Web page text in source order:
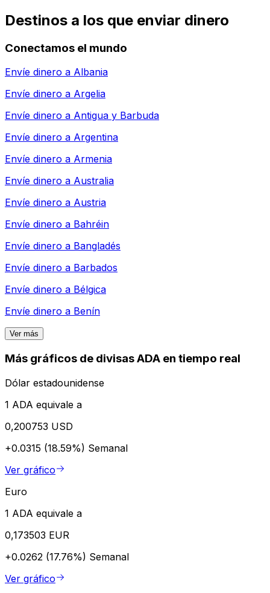
Destinos a los que enviar dinero
Conectamos el mundo
Envíe dinero a Albania
Envíe dinero a Argelia
Envíe dinero a Antigua y Barbuda
Envíe dinero a Argentina
Envíe dinero a Armenia
Envíe dinero a Australia
Envíe dinero a Austria
Envíe dinero a Bahréin
Envíe dinero a Bangladés
Envíe dinero a Barbados
Envíe dinero a Bélgica
Envíe dinero a Benín
Ver más
Más gráficos de divisas ADA en tiempo real
Dólar estadounidense
1 ADA equivale a
0,200753 USD
+0.0315 (18.59%) Semanal
Ver gráfico
Euro
1 ADA equivale a
0,173503 EUR
+0.0262 (17.76%) Semanal
Ver gráfico